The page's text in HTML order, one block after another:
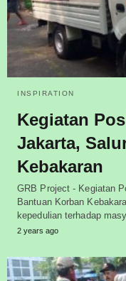
INSPIRATION
Kegiatan
Jakarta,
Kebakaran
GRB Project - Kegiatan
Bantuan Korban
kepedulian terhadap
2 years ago